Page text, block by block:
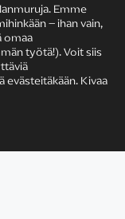
KIRJAILIJAN TYÖ
Emme
– ihan vain,
omaa
työtä!). Voit siis
evästeitäkään. Kivaa